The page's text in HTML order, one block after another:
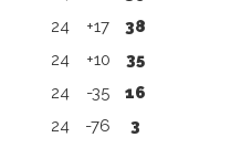
24 +17
38
24 +10
35
24 -35
16
24 -76
3